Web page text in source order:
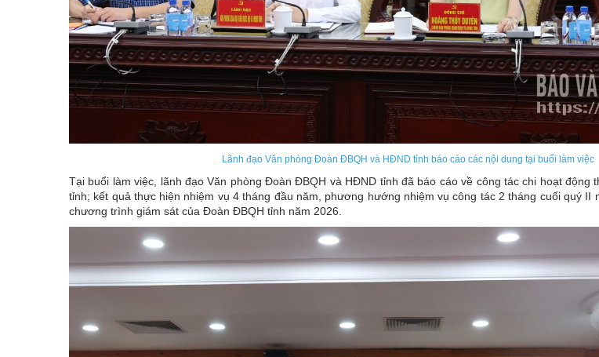
Lãnh đạo Văn phòng Đoàn ĐBQH và HĐND tỉnh báo cáo các nội dung tại buổi làm việc
Tại buổi làm việc, lãnh đạo Văn phòng Đoàn ĐBQH và HĐND tỉnh đã báo cáo về công tác chi hoạt động
tỉnh; kết quả thực hiện nhiệm vụ 4 tháng đầu năm, phương hướng nhiệm vụ công tác 2 tháng cuối quý II
chương trình giám sát của Đoàn ĐBQH tỉnh năm 2026.